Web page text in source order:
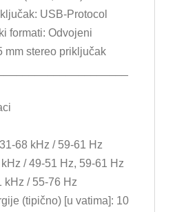
USB-Protocol
formati: Odvojeni
mm stereo priključak
68 kHz / 59-61 Hz
/ 49-51 Hz, 59-61 Hz
kHz / 55-76 Hz
(tipično) [u vatima]: 10